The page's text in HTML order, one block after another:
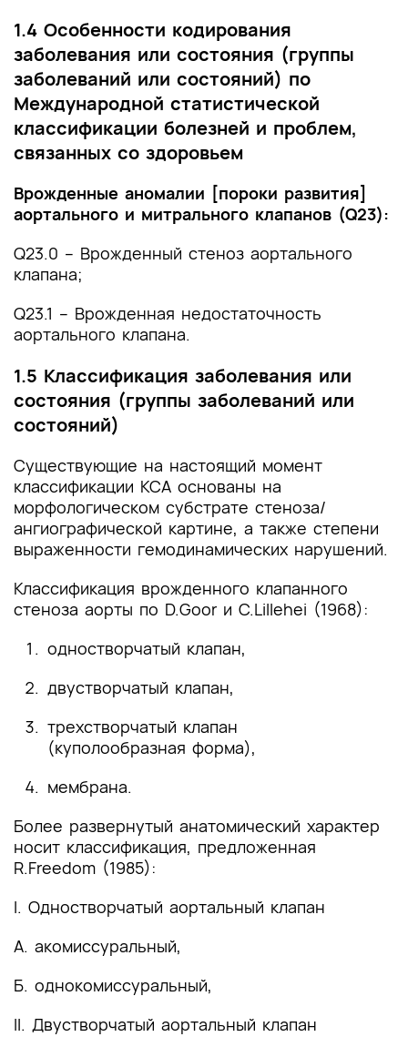
1.4 Особенности кодирования
заболевания или состояния (группы
заболеваний или состояний) по
Международной статистической
классификации болезней и проблем,
связанных со здоровьем
Врожденные аномалии [пороки развития]
аортального и митрального клапанов (Q23):
Q23.0 – Врожденный стеноз аортального
клапана;
Q23.1 – Врожденная недостаточность
аортального клапана.
1.5 Классификация заболевания или
состояния (группы заболеваний или
состояний)
Существующие на настоящий момент
классификации КСА основаны на
морфологическом субстрате стеноза/
ангиографической картине, а также степени
выраженности гемодинамических нарушений.
Классификация врожденного клапанного
стеноза аорты по D.Goor и C.Lillehei (1968):
одностворчатый клапан,
двустворчатый клапан,
трехстворчатый клапан
(куполообразная форма),
мембрана.
Более развернутый анатомический характер
носит классификация, предложенная
R.Freedom (1985):
I. Одностворчатый аортальный клапан
А. акомиссуральный,
Б. однокомиссуральный,
II. Двустворчатый аортальный клапан